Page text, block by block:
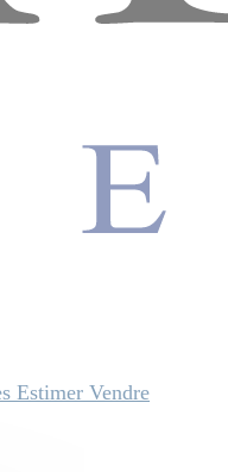
Estimer Vendre